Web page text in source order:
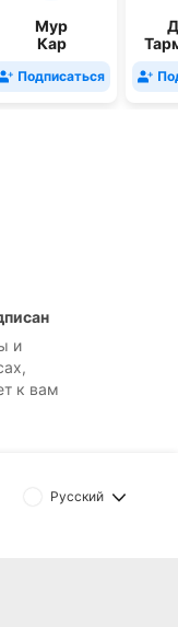
Мур
Кар
Подписаться
и
к вам
Русский